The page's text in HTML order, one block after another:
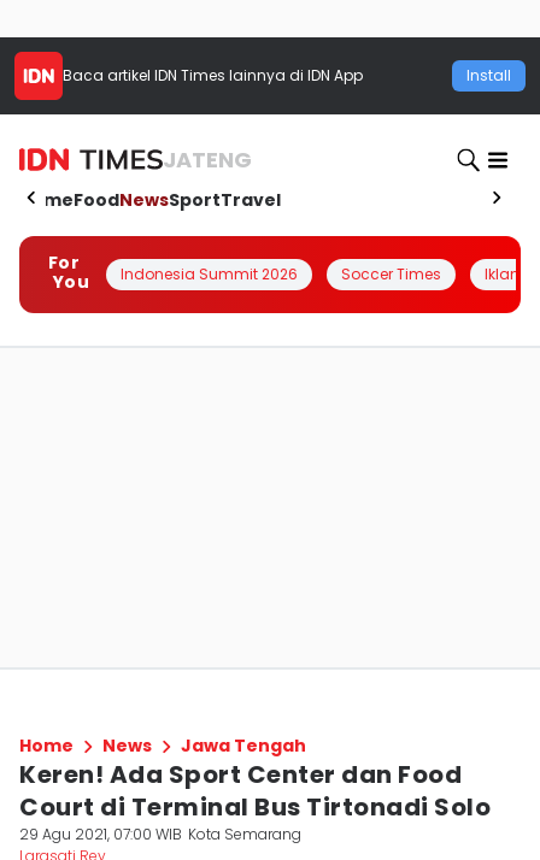
Baca artikel IDN Times lainnya di IDN App Install
JATENG
HomeFoodNewsSportTravel
For
You
Indonesia Summit 2026 Soccer Times Iklanin
Home News Jawa Tengah
Keren! Ada Sport Center dan Food
Court di Terminal Bus Tirtonadi Solo
29 Agu 2021, 07:00 WIB Kota Semarang
Larasati Rey